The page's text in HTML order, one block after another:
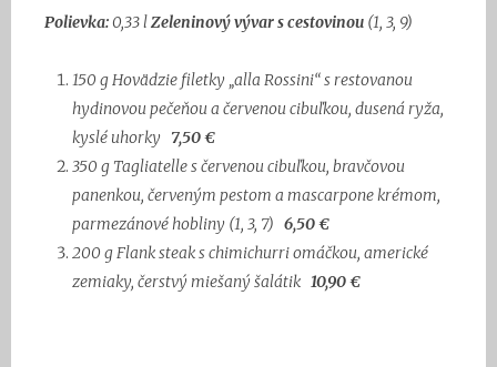
Polievka: 0,33 lZeleninový vývar s cestovinou (1, 3, 9)
150 gHovädzie filetky „alla Rossini“ s restovanou
hydinovou pečeňou a červenou cibuľkou, dusená ryža,
kyslé uhorky 7,50 €
350 g Tagliatelle s červenou cibuľkou, bravčovou
panenkou, červeným pestom a mascarpone krémom,
parmezánové hobliny (1, 3, 7) 6,50 €
200 gFlank steak s chimichurri omáčkou, americké
zemiaky, čerstvý miešaný šalátik 10,90 €